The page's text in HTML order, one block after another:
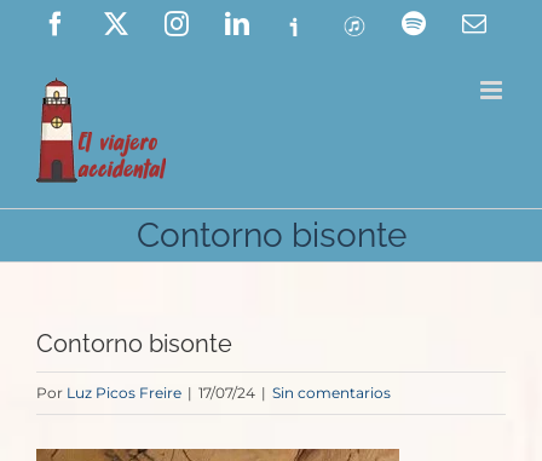
Saltar
contenido
Facebook InstagramLinkedIn
Ivoox ITunes Spotify
Contorno bisonte
Contorno bisonte
Por Luz Picos Freire | 17/07/24 | Sin comentarios